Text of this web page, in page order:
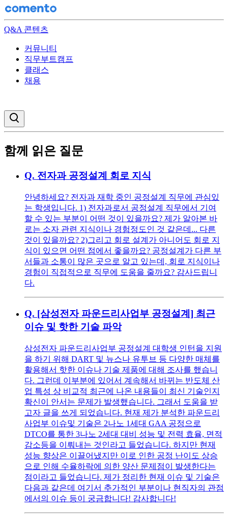
Q&A 콘텐츠
커뮤니티
직무부트캠프
클래스
채용
함께 읽은 질문
Q. 전자과 공정설계 회로 지식
안녕하세요? 전자과 재학 중인 공정설계 직무에 관심있
는 학생입니다. 1) 전자과로서 공정설계 직무에서 기여
할 수 있는 부분이 어떤 것이 있을까요? 제가 알아본 바
로는 소자 관련 지식이나 경험정도인 것 같은데... 다른
것이 있을까요? 2)그리고 회로 설계가 아니어도 회로 지
식이 있으면 어떤 점에서 좋을까요? 공정설계가 다른 부
서들과 소통이 많은 곳으로 알고 있는데, 회로 지식이나
경험이 직접적으로 직무에 도움을 줄까요? 감사드립니
다.
Q. [삼성전자 파운드리사업부 공정설계] 최근
이슈 및 핫한 기술 파악
삼성전자 파운드리사업부 공정설계 대학생 인턴을 지원
을 하기 위해 DART 및 뉴스나 유투브 등 다양한 매체를
활용해서 핫한 이슈나 기술 제품에 대해 조사를 했습니
다. 그런데 이부분에 있어서 계속해서 바뀌는 반도체 산
업 특성 상 비교적 최근에 나온 내용들이 최신 기술인지
확신이 안서는 문제가 발생했습니다. 그래서 도움을 받
고자 글을 쓰게 되었습니다. 현재 제가 분석한 파운드리
사업부 이슈및 기술은 2나노 1세대 GAA 공정으로
DTCO를 통한 3나노 2세대 대비 성능 및 전력 효율, 면적
감소등을 이뤄내는 것인라고 들었습니다. 하지만 현재
성능 향상은 이끌어냈지만 이로 인한 공정 난이도 상승
으로 인해 수율하락에 의한 양산 문제점이 발생한다는
점이라고 들었습니다. 제가 정리한 현재 이슈 및 기술은
다음과 같은데 여기서 추가적인 부분이나 현직자의 관점
에서의 이슈 등이 궁금합니다! 감사합니다!